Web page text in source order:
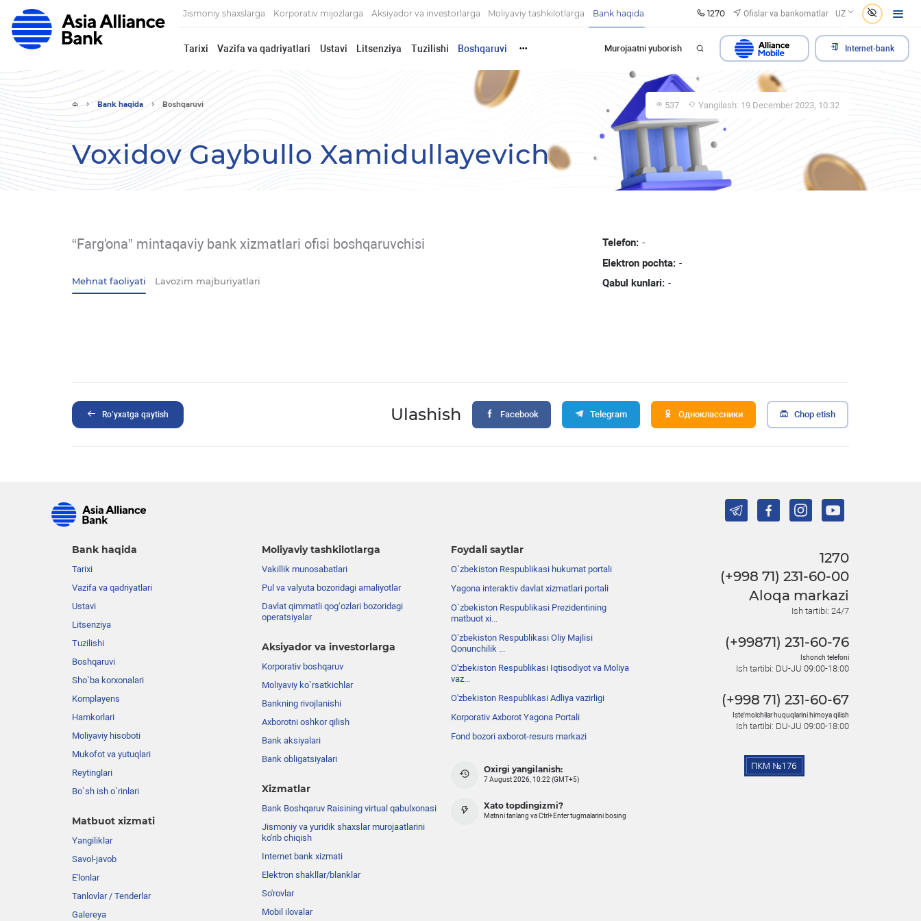
Jismoniy shaxslarga Korporativ mijozlarga Aksiyador va investorlarga Moliyaviy tashkilotlarga Bank haqida 1270 Ofislar va bankomatlar UZ
Tarixi Vazifa va qadriyatlari Ustavi Litsenziya Tuzilishi Boshqaruvi ••• Murojaatni yuborish Internet-bank
Bank haqida Boshqaruvi 537 Yangilash: 19 December 2023, 10:32
Voxidov Gaybullo Xamidullayevich
“Farg'ona” mintaqaviy bank xizmatlari ofisi boshqaruvchisi
Mehnat faoliyati Lavozim majburiyatlari
Telefon: -
Elektron pochta: -
Qabul kunlari: -
Ro’yxatga qaytish Ulashish Facebook Telegram Одноклассники Chop etish
Bank haqida
Tarixi
Vazifa va qadriyatlari
Ustavi
Litsenziya
Tuzilishi
Boshqaruvi
Sho`ba korxonalari
Komplayens
Hamkorlari
Moliyaviy hisoboti
Mukofot va yutuqlari
Reytinglari
Bo`sh ish o`rinlari
Matbuot xizmati
Yangiliklar
Savol-javob
E'lonlar
Tanlovlar / Tenderlar
Galereya
Moliyaviy tashkilotlarga
Vakillik munosabatlari
Pul va valyuta bozoridagi amaliyotlar
Davlat qimmatli qog‘ozlari bozoridagi
operatsiyalar
Aksiyador va investorlarga
Korporativ boshqaruv
Moliyaviy ko`rsatkichlar
Bankning rivojlanishi
Axborotni oshkor qilish
Bank aksiyalari
Bank obligatsiyalari
Xizmatlar
Bank Boshqaruv Raisining virtual qabulxonasi
Jismoniy va yuridik shaxslar murojaatlarini
ko'rib chiqish
Internet bank xizmati
Elektron shakllar/blanklar
So'rovlar
Mobil ilovalar
Foydali saytlar
O`zbekiston Respublikasi hukumat portali
Yagona interaktiv davlat xizmatlari portali
O`zbekiston Respublikasi Prezidentining
matbuot xi...
Oʼzbekiston Respublikasi Oliy Majlisi
Qonunchilik ...
O'zbekiston Respublikasi Iqtisodiyot va Moliya
vaz...
O'zbekiston Respublikasi Adliya vazirligi
Korporativ Axborot Yagona Portali
Fond bozori axborot-resurs markazi
Oxirgi yangilanish:
7 August 2026, 10:22 (GMT+5)
Xato topdingizmi?
Matnni tanlang va Ctrl+Enter tugmalarini bosing
1270
(+998 71) 231-60-00
Aloqa markazi
Ish tartibi: 24/7
(+99871) 231-60-76
Ishonch telefoni
Ish tartibi: DU-JU 09:00-18:00
(+998 71) 231-60-67
Iste'molchilar huquqlarini himoya qilish
Ish tartibi: DU-JU 09:00-18:00